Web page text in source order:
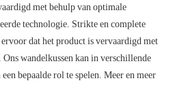
met behulp van optimale
technologie. Strikte en complete
dat het product is vervaardigd met
wandelkussen kan in verschillende
​​bepaalde rol te spelen. Meer en meer